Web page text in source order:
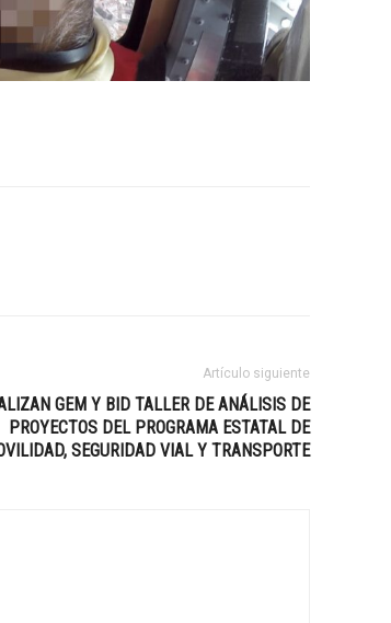
Artículo siguiente
GEM Y BID TALLER DE ANÁLISIS DE
PROYECTOS DEL PROGRAMA ESTATAL DE
SEGURIDAD VIAL Y TRANSPORTE